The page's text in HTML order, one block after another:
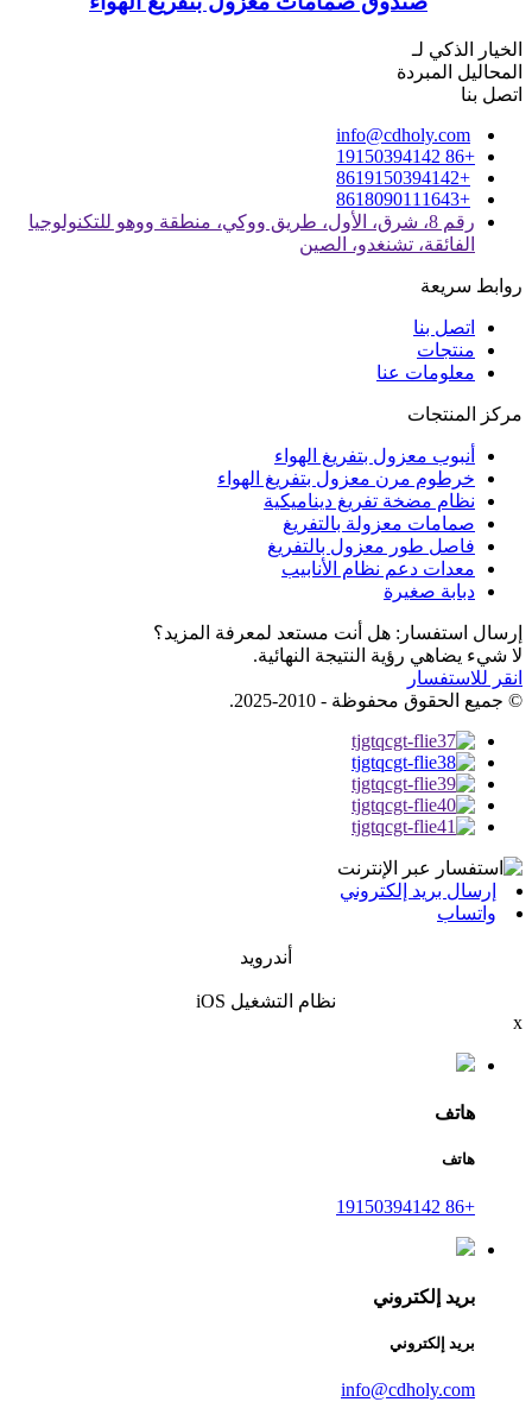
الخيار الذكي لـ
المحاليل المبردة
اتصل بنا
info@cdholy.com
+86 19150394142
+8619150394142
+8618090111643
رقم 8، شرق، الأول، طريق ووكي، منطقة ووهو للتكنولوجيا
الفائقة، تشنغدو، الصين
روابط سريعة
اتصل بنا
منتجات
معلومات عنا
مركز المنتجات
أنبوب معزول بتفريغ الهواء
خرطوم مرن معزول بتفريغ الهواء
نظام مضخة تفريغ ديناميكية
صمامات معزولة بالتفريغ
فاصل طور معزول بالتفريغ
معدات دعم نظام الأنابيب
دبابة صغيرة
إرسال استفسار: هل أنت مستعد لمعرفة المزيد؟
لا شيء يضاهي رؤية النتيجة النهائية.
انقر للاستفسار
© جميع الحقوق محفوظة - 2010-2025.
إرسال بريد إلكتروني
واتساب
أندرويد
نظام التشغيل iOS
x
هاتف
هاتف
+86 19150394142
بريد إلكتروني
بريد إلكتروني
info@cdholy.com